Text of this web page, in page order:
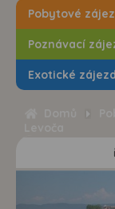
Pobytové
Poznávací
Exotické